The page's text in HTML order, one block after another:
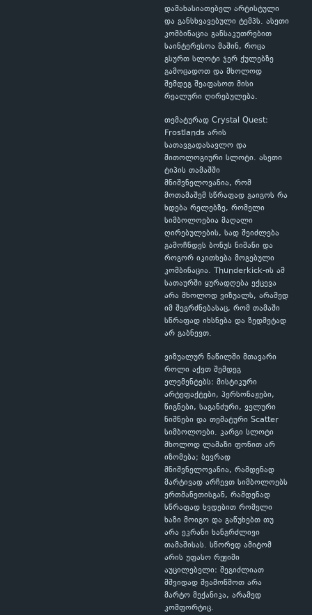
დამახასიათებელ არტისტული
და განსხვავებული ტემპს. ასეთი
კომბინაცია განსაკუთრებით
საინტერესოა მაშინ, როცა
გსურთ სლოტი ჯერ ქულებზე
გამოცადოთ და მხოლოდ
შემდეგ შეაფასოთ მისი
რეალური ღირებულება.
თემატურად Crystal Quest:
Frostlands არის
სათავგადასავლო და
მითოლოგიური სლოტი. ასეთი
ტიპის თამაშში
მნიშვნელოვანია, რომ
მოთამაშემ სწრაფად გაიგოს რა
ხდება რელებზე, რომელი
სიმბოლოებია მაღალი
ღირებულების, სად შეიძლება
გამოჩნდეს ბონუს ნიშანი და
როგორ იკითხება მოგებული
კომბინაცია. Thunderkick-ის ამ
სათაურში ყურადღება ექცევა
არა მხოლოდ ვიზუალს, არამედ
იმ შეგრძნებასაც, რომ თამაში
სწრაფად იხსნება და ზედმეტად
არ გაბნევთ.
ვიზუალურ ნაწილში მთავარი
როლი აქვთ შემდეგ
ელემენტებს: მისტიკური
არტეფაქტები, პერსონაჟები,
წიგნები, საგანძური, ველური
ნიშნები და თემატური Scatter
სიმბოლოები. კარგი სლოტი
მხოლოდ ლამაზი ფონით არ
იზომება; ბევრად
მნიშვნელოვანია, რამდენად
მარტივად არჩევთ სიმბოლოებს
ერთმანეთისგან, რამდენად
სწრაფად ხვდებით რომელი
ხაზი მოიგო და გაწუხებთ თუ
არა ეკრანი ხანგრძლივი
თამაშისას. სწორედ ამიტომ
არის უფასო რეჟიმი
აუცილებელი: შეგიძლიათ
მშვიდად შეამოწმოთ არა
მარტო მექანიკა, არამედ
კომფორტიც.